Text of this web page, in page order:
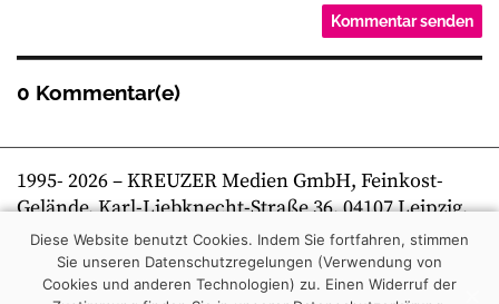
0 Kommentar(e)
1995- 2026– KREUZER Medien GmbH, Feinkost-
Gelände, Karl-Liebknecht-Straße 36, 04107 Leipzig,
Telefon +49 341 269 80 0 | kreuzer online
Diese Website benutzt Cookies. Indem Sie fortfahren, stimmen
Sie unseren Datenschutzregelungen (Verwendung von
Cookies und anderen Technologien) zu. Einen Widerruf der